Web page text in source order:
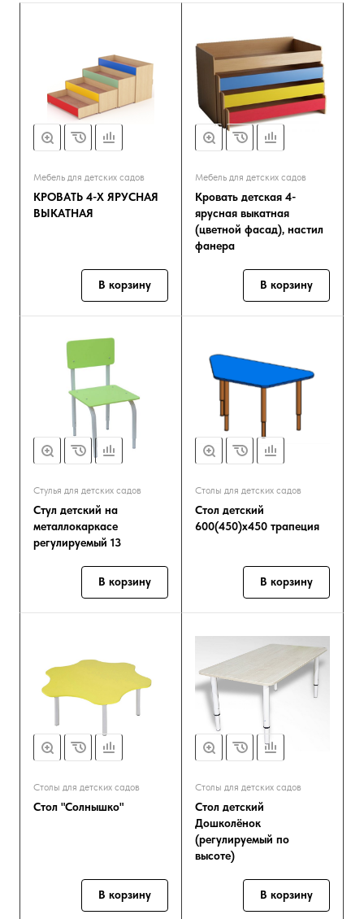
Мебель для детских садов
КРОВАТЬ 4-Х ЯРУСНАЯ
ВЫКАТНАЯ
В корзину
Мебель для детских садов
Кровать детская 4-
ярусная выкатная
(цветной фасад), настил
фанера
В корзину
Стулья для детских садов
Стул детский на
металлокаркасе
регулируемый 13
В корзину
Столы для детских садов
Стол детский
600(450)х450 трапеция
В корзину
Столы для детских садов
Стол "Солнышко"
В корзину
Столы для детских садов
Стол детский
Дошколёнок
(регулируемый по
высоте)
В корзину